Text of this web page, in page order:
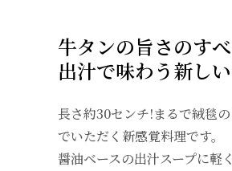
牛タンの旨さのす
出汁で味わう新し
長さ約30センチ!まるで絨毯
でいただく新感覚料理です。
醤油ベースの出汁スープに軽